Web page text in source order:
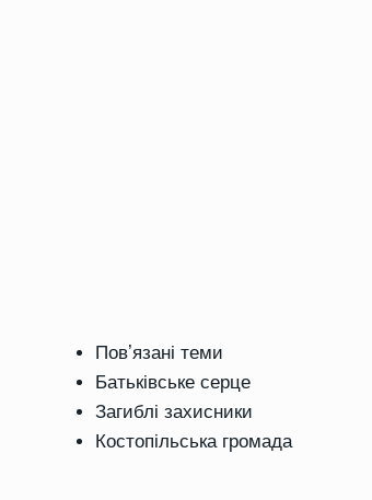
Повʼязані теми
Батьківське серце
Загиблі захисники
Костопільська громада